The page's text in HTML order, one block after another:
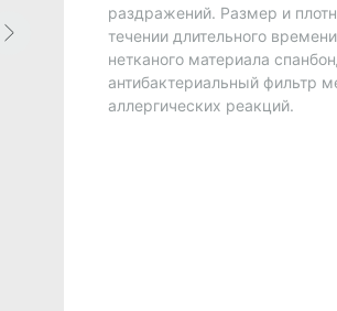
раздражений. Размер и
течении длительного
нетканого материала
антибактериальный фильтр
аллергических реакций.